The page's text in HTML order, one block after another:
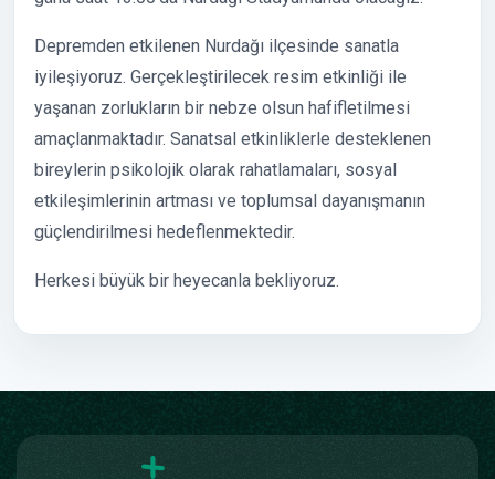
Depremden etkilenen Nurdağı ilçesinde sanatla
iyileşiyoruz. Gerçekleştirilecek resim etkinliği ile
yaşanan zorlukların bir nebze olsun hafifletilmesi
amaçlanmaktadır. Sanatsal etkinliklerle desteklenen
bireylerin psikolojik olarak rahatlamaları, sosyal
etkileşimlerinin artması ve toplumsal dayanışmanın
güçlendirilmesi hedeflenmektedir.
Herkesi büyük bir heyecanla bekliyoruz.